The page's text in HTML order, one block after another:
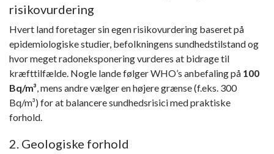
risikovurdering
Hvert land foretager sin egen risikovurdering baseret på
epidemiologiske studier, befolkningens sundhedstilstand og
hvor meget radoneksponering vurderes at bidrage til
kræfttilfælde. Nogle lande følger WHO’s anbefaling på 100
Bq/m³ , mens andre vælger en højere grænse (f.eks. 300
Bq/m³) for at balancere sundhedsrisici med praktiske
forhold.
2. Geologiske forhold